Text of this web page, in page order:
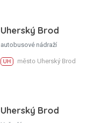
Uherský Brod
autobusové nádraží
UH město Uherský Brod
Uherský Brod